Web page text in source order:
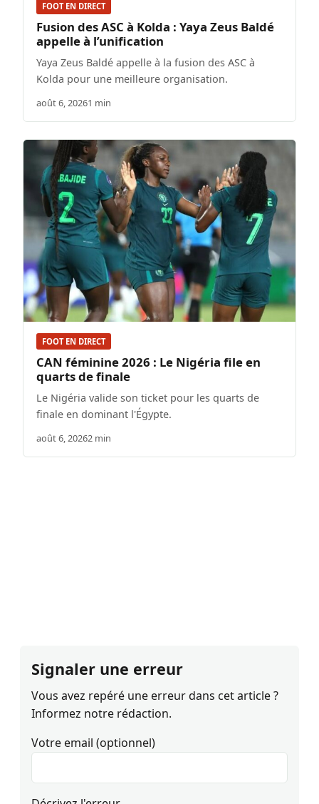
FOOT EN DIRECT
Fusion des ASC à Kolda : Yaya Zeus Baldé
appelle à l’unification
Yaya Zeus Baldé appelle à la fusion des ASC à
Kolda pour une meilleure organisation.
août 6, 20261 min
FOOT EN DIRECT
CAN féminine 2026 : Le Nigéria file en
quarts de finale
Le Nigéria valide son ticket pour les quarts de
finale en dominant l'Égypte.
août 6, 20262 min
Signaler une erreur
Vous avez repéré une erreur dans cet article ?
Informez notre rédaction.
Votre email (optionnel)